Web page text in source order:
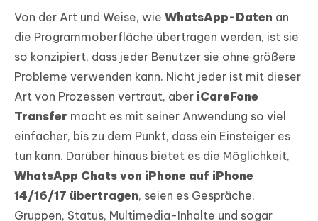
Von der Art und Weise, wie WhatsApp-Daten an
die Programmoberfläche übertragen werden, ist sie
so konzipiert, dass jeder Benutzer sie ohne größere
Probleme verwenden kann. Nicht jeder ist mit dieser
Art von Prozessen vertraut, aber iCareFone
Transfer macht es mit seiner Anwendung so viel
einfacher, bis zu dem Punkt, dass ein Einsteiger es
tun kann. Darüber hinaus bietet es die Möglichkeit,
WhatsApp Chats von iPhone auf iPhone
14/16/17 übertragen, seien es Gespräche,
Gruppen, Status, Multimedia-Inhalte und sogar